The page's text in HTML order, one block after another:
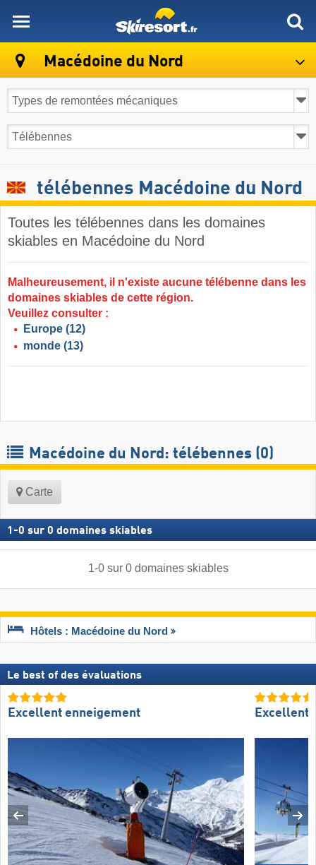
Macédoine du Nord
télébennes Macédoine du Nord
Toutes les télébennes dans les domaines
skiables en Macédoine du Nord ​
Malheureusement, il n'existe aucune télébenne dans les
domaines skiables de cette région.
Veuillez consulter :
Europe (12)
monde (13)
Macédoine du Nord: télébennes (0)
Carte
1 -0 sur 0 domaines skiables
1-0sur 0 domaines skiables
Hôtels : Macédoine du Nord
Le best of des évaluations
Excellent enneigement Excellent